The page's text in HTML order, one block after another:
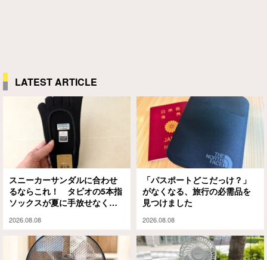
LATEST ARTICLE
スニーカーサンダルに合わせ
るならこれ！ タビオの5本指
ソックスが夏に手放せなくな
2026.08.08
「パスポートどこだっけ？」
がなくなる、旅行の必需品を
見つけました
2026.08.08